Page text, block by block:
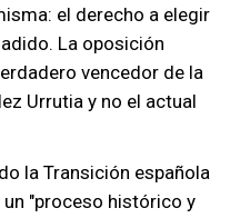
el derecho a elegir
La oposición
vencedor de la
Urrutia y no el actual
la Transición española
"proceso histórico y